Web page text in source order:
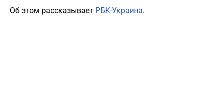
Об этом рассказывает РБК-Украина.